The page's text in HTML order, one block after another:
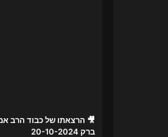
🎥 הרצאתו של כבוד הרב
ברק 20-10-2024